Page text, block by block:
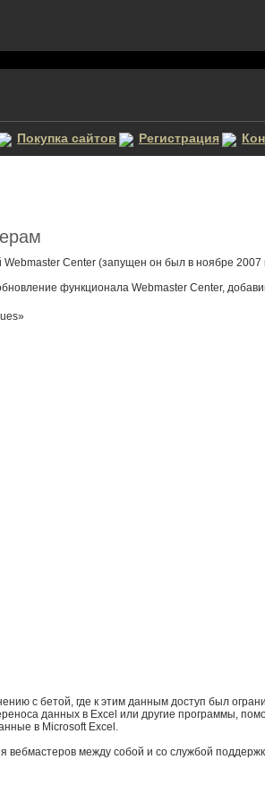
Покупка сайтов Регистрация
Webmaster Center (запущен он был в ноябре
функционала Webmaster Center,
с бетой, где к этим данным доступ был
данных в Excel или другие программы,
в Microsoft Excel.
между собой и со службой